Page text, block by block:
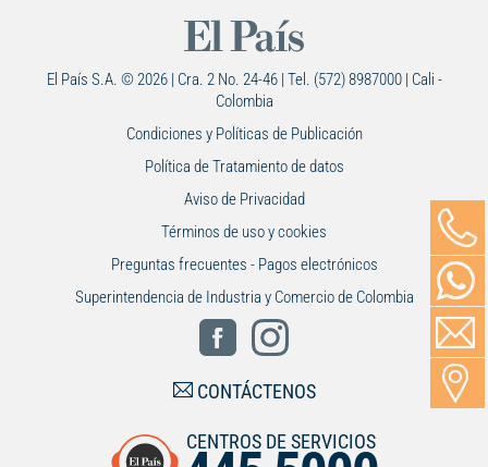
El País S.A. © 2026 | Cra. 2 No. 24-46 | Tel. (572) 8987000 | Cali -
Colombia
Condiciones y Políticas de Publicación
Política de Tratamiento de datos
Aviso de Privacidad
Términos de uso y cookies
Preguntas frecuentes - Pagos electrónicos
Superintendencia de Industria y Comercio de Colombia
CONTÁCTENOS
CENTROS DE SERVICIOS